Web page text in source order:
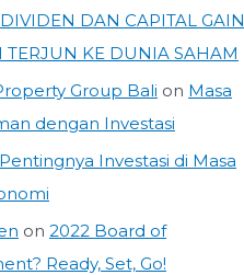
DAN CAPITAL GAIN
TERJUN KE DUNIA SAHAM
Group Bali on Masa
dengan Investasi
Pentingnya Investasi di Masa
on 2022 Board of
Ready, Set, Go!